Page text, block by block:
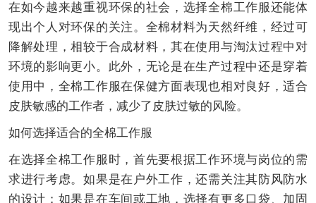
在如今越来越重视环保的社会，选择全棉工作服还能体
现出个人对环保的关注。全棉材料为天然纤维，经过可
降解处理，相较于合成材料，其在使用与淘汰过程中对
环境的影响更小。此外，无论是在生产过程中还是穿着
使用中，全棉工作服在保健方面表现也相对良好，适合
皮肤敏感的工作者，减少了皮肤过敏的风险。
如何选择适合的全棉工作服
在选择全棉工作服时，首先要根据工作环境与岗位的需
求进行考虑。如果是在户外工作，还需关注其防风防水
的设计；如果是在车间或工地，选择有更多口袋、加固